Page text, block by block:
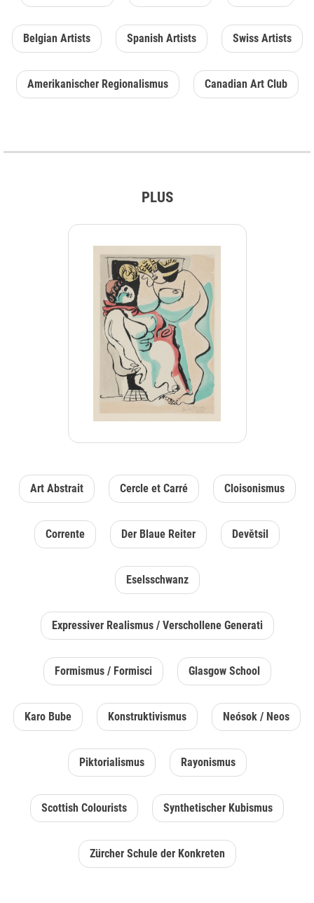
Belgian Artists Spanish Artists Swiss Artists
Amerikanischer Regionalismus Canadian Art Club
PLUS
Art Abstrait Cercle et Carré Cloisonismus
Corrente Der Blaue Reiter Devětsil
Eselsschwanz
Expressiver Realismus / Verschollene Generati
Formismus / Formisci Glasgow School
Karo Bube Konstruktivismus Neósok / Neos
Piktorialismus Rayonismus
Scottish Colourists Synthetischer Kubismus
Zürcher Schule der Konkreten